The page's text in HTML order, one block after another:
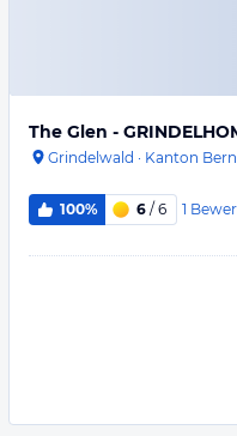
The Glen -
Grindelwald · Kanton Bern
100% 6 / 6 1